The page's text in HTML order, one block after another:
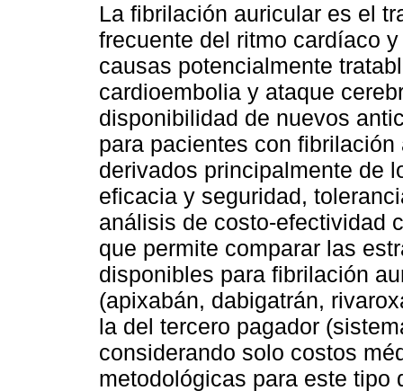
La fibrilación auricular es el
frecuente del ritmo cardíaco
causas potencialmente
cardioembolia y ataque
disponibilidad de nuevos
para pacientes con
derivados principalmente de
eficacia y seguridad,
análisis de costo-efectividad
que permite comparar las
disponibles para fibrilación
(apixabán, dabigatrán,
la del tercero pagador
considerando solo costos
metodológicas para este tipo